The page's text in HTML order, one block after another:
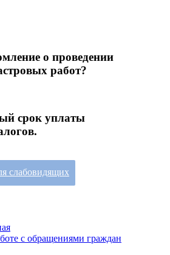
о проведении
работ?
срок уплаты
слабовидящих
с обращениями граждан